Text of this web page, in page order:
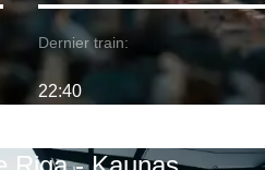
Dernier train:
22:40